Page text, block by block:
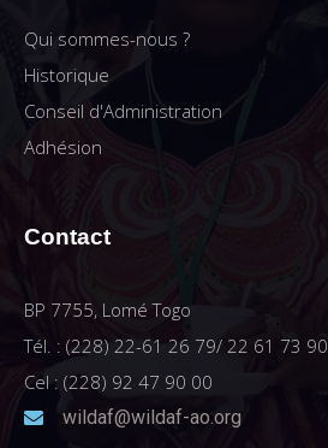
Qui sommes-nous ?
Historique
Conseil d'Administration
Adhésion
Contact
BP 7755, Lomé Togo
Tél. : (228) 22-61 26 79/ 22 61 73 90
Cel : (228) 92 47 90 00
wildaf@wildaf-ao.org